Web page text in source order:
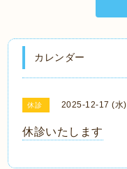
カレンダー
休診 2025-12-17 (水)
休診いたします